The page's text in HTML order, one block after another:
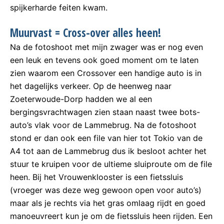
spijkerharde feiten kwam.
Muurvast = Cross-over alles heen!
Na de fotoshoot met mijn zwager was er nog even
een leuk en tevens ook goed moment om te laten
zien waarom een Crossover een handige auto is in
het dagelijks verkeer. Op de heenweg naar
Zoeterwoude-Dorp hadden we al een
bergingsvrachtwagen zien staan naast twee bots-
auto’s vlak voor de Lammebrug. Na de fotoshoot
stond er dan ook een file van hier tot Tokio van de
A4 tot aan de Lammebrug dus ik besloot achter het
stuur te kruipen voor de ultieme sluiproute om de file
heen. Bij het Vrouwenklooster is een fietssluis
(vroeger was deze weg gewoon open voor auto’s)
maar als je rechts via het gras omlaag rijdt en goed
manoeuvreert kun je om de fietssluis heen rijden. Een